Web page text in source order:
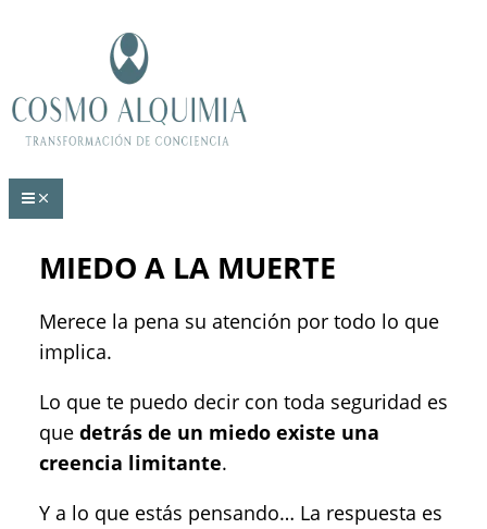
MIEDO A LA MUERTE
Merece la pena su atención por todo lo que
implica.
Lo que te puedo decir con toda seguridad es
que detrás de un miedo existe una
creencia limitante.
Y a lo que estás pensando… La respuesta es
aquí...
electrónico*